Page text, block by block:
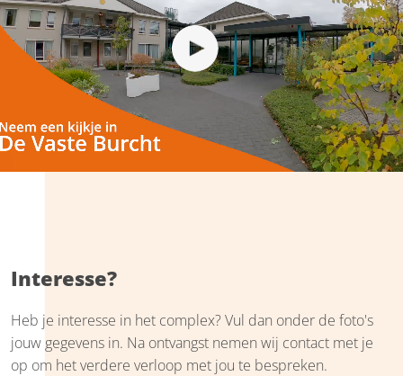
Interesse?
Heb je interesse in het complex? Vul dan onder de foto's
jouw gegevens in. Na ontvangst nemen wij contact met je
op om het verdere verloop met jou te bespreken.